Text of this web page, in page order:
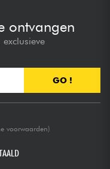
ontvangen
GO !
voorwaarden)